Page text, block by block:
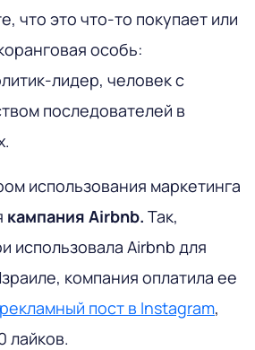
что это что-то покупает или
особь:
лидер, человек с
последователей в
использования маркетинга
кампания Airbnb. Так,
использовала Airbnb для
компания оплатила ее
рекламный пост в Instagram,
лайков.